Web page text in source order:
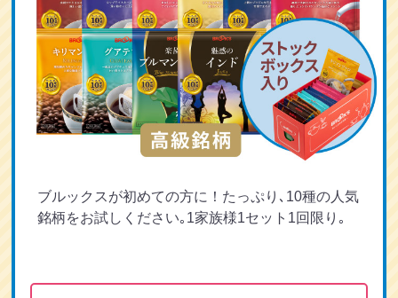
ブルックスが初めての方に！たっぷり､10種の人気
銘柄をお試しください｡1家族様1セット1回限り｡